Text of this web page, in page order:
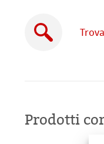
Trova un
Esposizioni ed
Prodotti